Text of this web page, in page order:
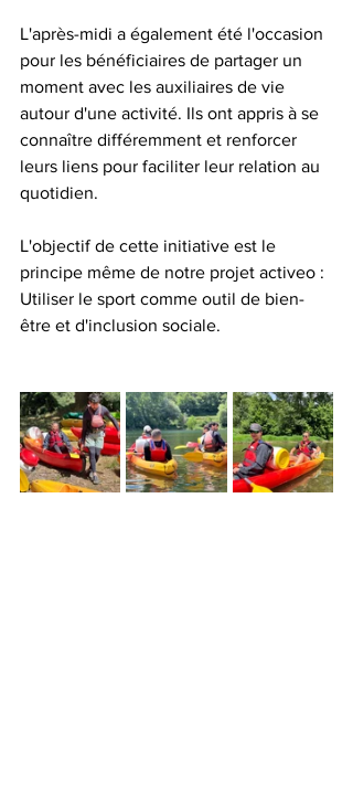
L'après-midi a également été l'occasion
pour les bénéficiaires de partager un
moment avec les auxiliaires de vie
autour d'une activité. Ils ont appris à se
connaître différemment et renforcer
leurs liens pour faciliter leur relation au
quotidien.
L'objectif de cette initiative est le
principe même de notre projet activeo :
Utiliser le sport comme outil de bien-
être et d'inclusion sociale.